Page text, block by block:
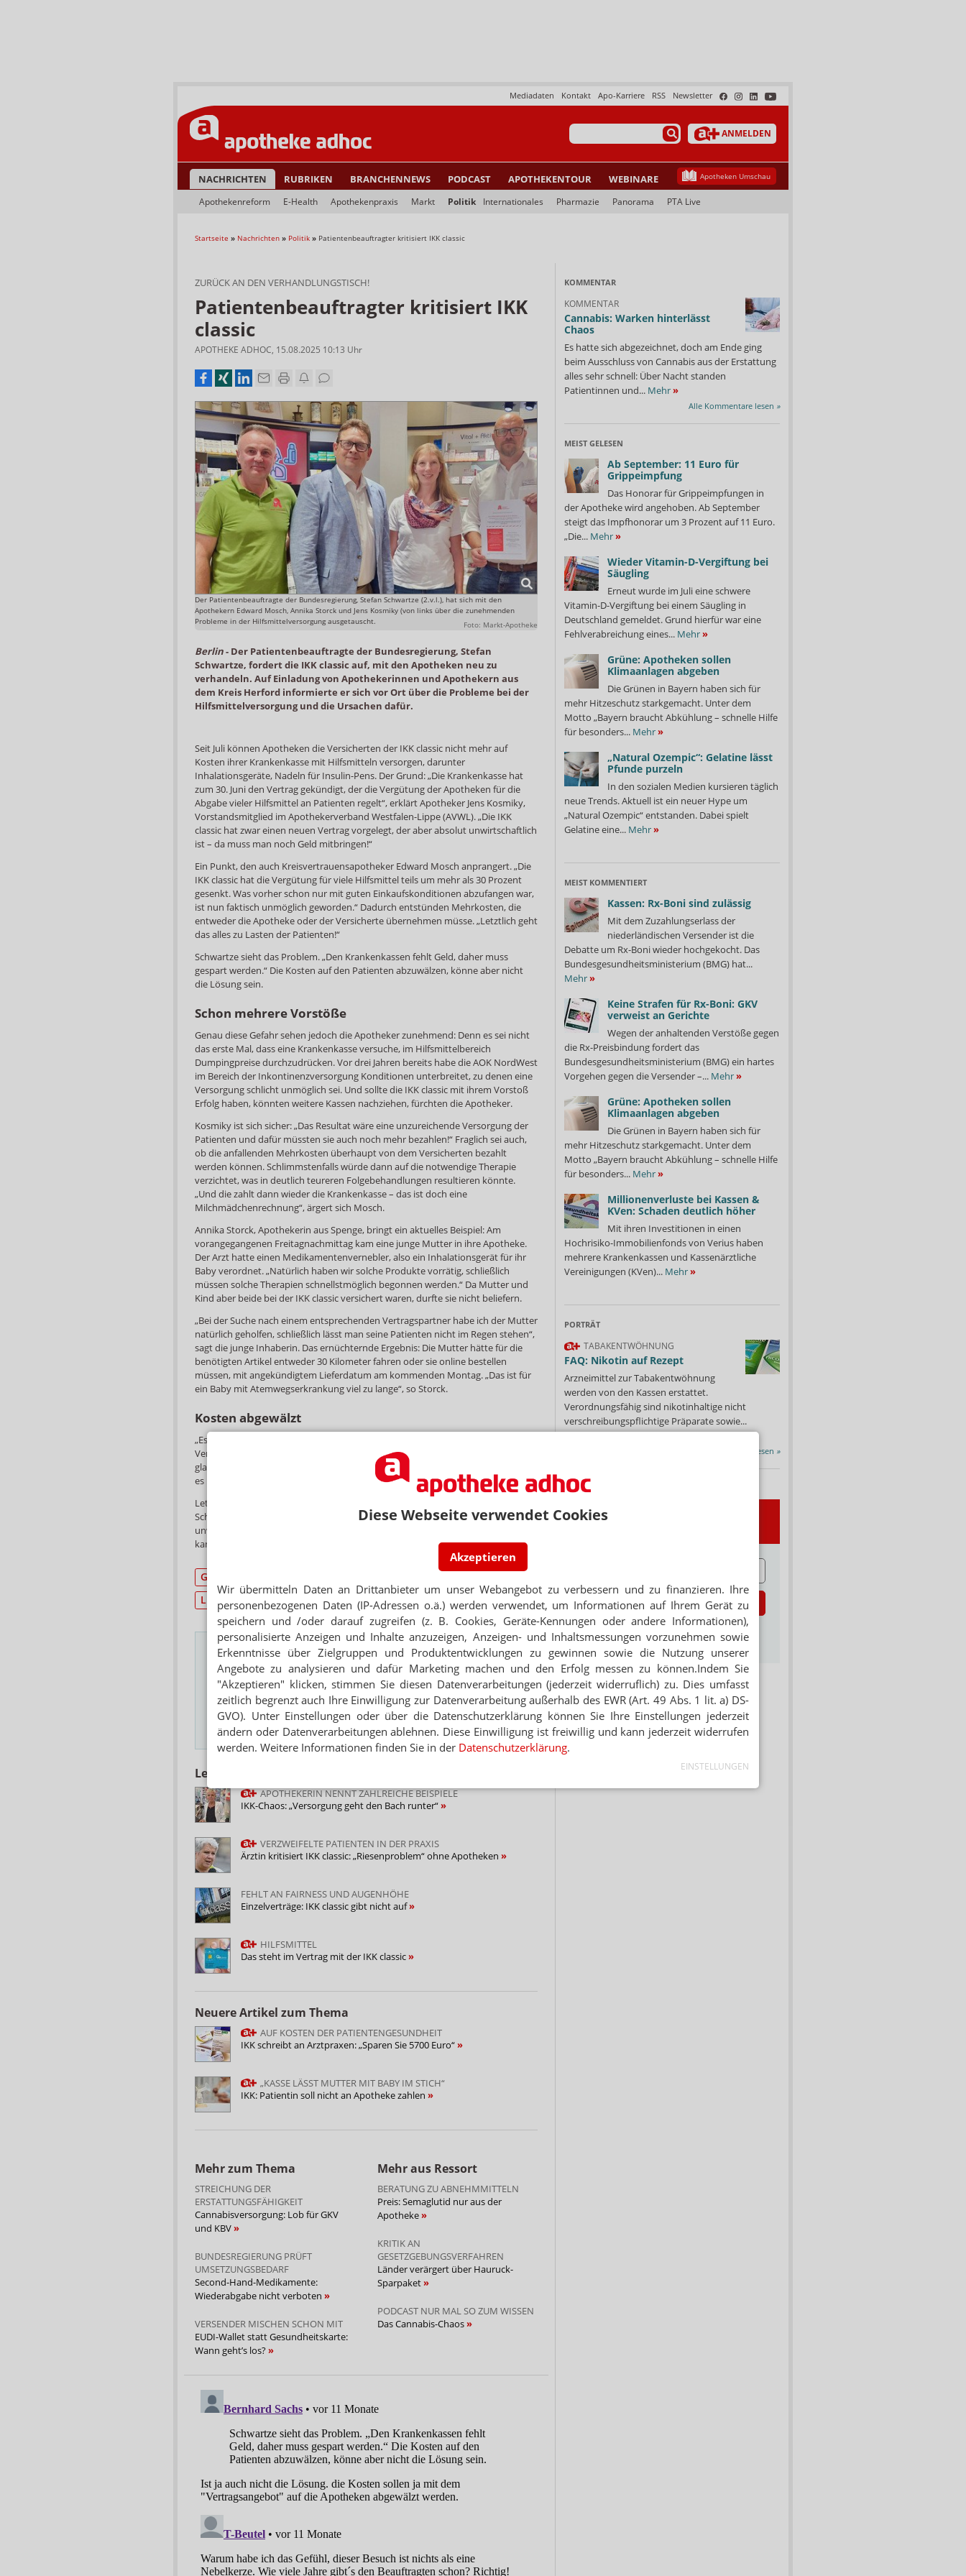
Diese Webseite verwendet Cookies
Akzeptieren
Wir übermitteln Daten an Drittanbieter um unser Webangebot zu verbessern und zu finanzieren. Ihre
personenbezogenen Daten (IP-Adressen o.ä.) werden verwendet, um Informationen auf Ihrem Gerät zu
speichern und /oder darauf zugreifen (z. B. Cookies, Geräte-Kennungen oder andere Informationen),
personalisierte Anzeigen und Inhalte anzuzeigen, Anzeigen- und Inhaltsmessungen vorzunehmen sowie
Erkenntnisse über Zielgruppen und Produktentwicklungen zu gewinnen sowie die Nutzung unserer
Angebote zu analysieren und dafür Marketing machen und den Erfolg messen zu können.Indem Sie
"Akzeptieren" klicken, stimmen Sie diesen Datenverarbeitungen (jederzeit widerruflich) zu. Dies umfasst
zeitlich begrenzt auch Ihre Einwilligung zur Datenverarbeitung außerhalb des EWR (Art. 49 Abs. 1 lit. a) DS-
GVO). Unter Einstellungen oder über die Datenschutzerklärung können Sie Ihre Einstellungen jederzeit
ändern oder Datenverarbeitungen ablehnen. Diese Einwilligung ist freiwillig und kann jederzeit widerrufen
werden. Weitere Informationen finden Sie in der Datenschutzerklärung.
EINSTELLUNGEN
Newsletter
RSS
Apo-Karriere
Kontakt
Mediadaten
ANMELDEN
NACHRICHTEN RUBRIKEN BRANCHENNEWS PODCAST APOTHEKENTOUR WEBINARE Apotheken Umschau
Apothekenreform E-Health Apothekenpraxis Markt Politik Internationales Pharmazie Panorama PTA Live
Startseite » Nachrichten » Politik » Patientenbeauftragter kritisiert IKK classic
ZURÜCK AN DEN VERHANDLUNGSTISCH!
Patientenbeauftragter kritisiert IKK
classic
APOTHEKE ADHOC, 15.08.2025 10:13 Uhr
Der Patientenbeauftragte der Bundesregierung, Stefan Schwartze (2.v.l.), hat sich mit den
Apothekern Edward Mosch, Annika Storck und Jens Kosmiky (von links über die zunehmenden
Probleme in der Hilfsmittelversorgung ausgetauscht.
Foto: Markt-Apotheke
Berlin- Der Patientenbeauftragte der Bundesregierung, Stefan
Schwartze, fordert die IKK classic auf, mit den Apotheken neu zu
verhandeln. Auf Einladung von Apothekerinnen und Apothekern aus
dem Kreis Herford informierte er sich vor Ort über die Probleme bei der
Hilfsmittelversorgung und die Ursachen dafür.
Seit Juli können Apotheken die Versicherten der IKK classic nicht mehr auf
Kosten ihrer Krankenkasse mit Hilfsmitteln versorgen, darunter
Inhalationsgeräte, Nadeln für Insulin-Pens. Der Grund: „Die Krankenkasse hat
zum 30. Juni den Vertrag gekündigt, der die Vergütung der Apotheken für die
Abgabe vieler Hilfsmittel an Patienten regelt“, erklärt Apotheker Jens Kosmiky,
Vorstandsmitglied im Apothekerverband Westfalen-Lippe (AVWL). „Die IKK
classic hat zwar einen neuen Vertrag vorgelegt, der aber absolut unwirtschaftlich
ist – da muss man noch Geld mitbringen!“
Ein Punkt, den auch Kreisvertrauensapotheker Edward Mosch anprangert. „Die
IKK classic hat die Vergütung für viele Hilfsmittel teils um mehr als 30 Prozent
gesenkt. Was vorher schon nur mit guten Einkaufskonditionen abzufangen war,
ist nun faktisch unmöglich geworden.“ Dadurch entstünden Mehrkosten, die
entweder die Apotheke oder der Versicherte übernehmen müsse. „Letztlich geht
das alles zu Lasten der Patienten!“
Schwartze sieht das Problem. „Den Krankenkassen fehlt Geld, daher muss
gespart werden.“ Die Kosten auf den Patienten abzuwälzen, könne aber nicht
die Lösung sein.
Schon mehrere Vorstöße
Genau diese Gefahr sehen jedoch die Apotheker zunehmend: Denn es sei nicht
das erste Mal, dass eine Krankenkasse versuche, im Hilfsmittelbereich
Dumpingpreise durchzudrücken. Vor drei Jahren bereits habe die AOK NordWest
im Bereich der Inkontinenzversorgung Konditionen unterbreitet, zu denen eine
Versorgung schlicht unmöglich sei. Und sollte die IKK classic mit ihrem Vorstoß
Erfolg haben, könnten weitere Kassen nachziehen, fürchten die Apotheker.
Kosmiky ist sich sicher: „Das Resultat wäre eine unzureichende Versorgung der
Patienten und dafür müssten sie auch noch mehr bezahlen!“ Fraglich sei auch,
ob die anfallenden Mehrkosten überhaupt von dem Versicherten bezahlt
werden können. Schlimmstenfalls würde dann auf die notwendige Therapie
verzichtet, was in deutlich teureren Folgebehandlungen resultieren könnte.
„Und die zahlt dann wieder die Krankenkasse – das ist doch eine
Milchmädchenrechnung“, ärgert sich Mosch.
Annika Storck, Apothekerin aus Spenge, bringt ein aktuelles Beispiel: Am
vorangegangenen Freitagnachmittag kam eine junge Mutter in ihre Apotheke.
Der Arzt hatte einen Medikamentenvernebler, also ein Inhalationsgerät für ihr
Baby verordnet. „Natürlich haben wir solche Produkte vorrätig, schließlich
müssen solche Therapien schnellstmöglich begonnen werden.“ Da Mutter und
Kind aber beide bei der IKK classic versichert waren, durfte sie nicht beliefern.
„Bei der Suche nach einem entsprechenden Vertragspartner habe ich der Mutter
natürlich geholfen, schließlich lässt man seine Patienten nicht im Regen stehen“,
sagt die junge Inhaberin. Das ernüchternde Ergebnis: Die Mutter hätte für die
benötigten Artikel entweder 30 Kilometer fahren oder sie online bestellen
müssen, mit angekündigtem Lieferdatum am kommenden Montag. „Das ist für
ein Baby mit Atemwegserkrankung viel zu lange“, so Storck.
Kosten abgewälzt
„Es wäre sehr wünschenswert, wenn sich die Krankenkassen wieder an den
Verhandlungstisch mit den Apotheken setzen würden“, so Schwartze. Kosmiky
glaubt nicht, dass dies zu einem Erfolg führt: „Bei dem Vertrag der IKK classic gab
es keine Verhandlungen, das war ein Diktat, nach dem Motto: ‚Friss oder stirb‘.“
Letztlich gehe es um eine vernünftige Versorgung der Bevölkerung, stellt
Schwartze klar: „Eine ‚Rosinenpickerei‘, bei der die Krankenkassen
unwirtschaftliche Aspekte einfach auf Apotheken und Versicherten abwälzen,
kann nicht das Ergebnis sein.“
Gesundheitspolitik
Lieferverträge
Hilfsmittel
NEWSLETTER
Das Wichtigste des Tages direkt in Ihr Postfach. Kostenlos!
E-MAIL ADRESSE
Jetzt
abonnieren
Hinweis zum Newsletter & Datenschutz
Lesen Sie auch
APOTHEKERIN NENNT ZAHLREICHE BEISPIELE
IKK-Chaos: „Versorgung geht den Bach runter“
VERZWEIFELTE PATIENTEN IN DER PRAXIS
Ärztin kritisiert IKK classic: „Riesenproblem“ ohne Apotheken
FEHLT AN FAIRNESS UND AUGENHÖHE
Einzelverträge: IKK classic gibt nicht auf
HILFSMITTEL
Das steht im Vertrag mit der IKK classic
Neuere Artikel zum Thema
AUF KOSTEN DER PATIENTENGESUNDHEIT
IKK schreibt an Arztpraxen: „Sparen Sie 5700 Euro“
„KASSE LÄSST MUTTER MIT BABY IM STICH“
IKK: Patientin soll nicht an Apotheke zahlen
Mehr zum Thema
STREICHUNG DER
ERSTATTUNGSFÄHIGKEIT
Cannabisversorgung: Lob für GKV
und KBV
BUNDESREGIERUNG PRÜFT
UMSETZUNGSBEDARF
Second-Hand-Medikamente:
Wiederabgabe nicht verboten
VERSENDER MISCHEN SCHON MIT
EUDI-Wallet statt Gesundheitskarte:
Wann geht’s los?
Mehr aus Ressort
BERATUNG ZU ABNEHMMITTELN
Preis: Semaglutid nur aus der
Apotheke
KRITIK AN
GESETZGEBUNGSVERFAHREN
Länder verärgert über Hauruck-
Sparpaket
PODCAST NUR MAL SO ZUM WISSEN
Das Cannabis-Chaos
KOMMENTAR
KOMMENTAR
Cannabis: Warken hinterlässt
Chaos
Es hatte sich abgezeichnet, doch am Ende ging
beim Ausschluss von Cannabis aus der Erstattung
alles sehr schnell: Über Nacht standen
Patientinnen und... Mehr»
Alle Kommentare lesen »
MEIST GELESEN
Ab September: 11 Euro für
Grippeimpfung
Das Honorar für Grippeimpfungen in
der Apotheke wird angehoben. Ab September
steigt das Impfhonorar um 3 Prozent auf 11 Euro.
„Die... Mehr»
Wieder Vitamin-D-Vergiftung bei
Säugling
Erneut wurde im Juli eine schwere
Vitamin-D-Vergiftung bei einem Säugling in
Deutschland gemeldet. Grund hierfür war eine
Fehlverabreichung eines... Mehr»
Grüne: Apotheken sollen
Klimaanlagen abgeben
Die Grünen in Bayern haben sich für
mehr Hitzeschutz starkgemacht. Unter dem
Motto „Bayern braucht Abkühlung – schnelle Hilfe
für besonders... Mehr»
„Natural Ozempic“: Gelatine lässt
Pfunde purzeln
In den sozialen Medien kursieren täglich
neue Trends. Aktuell ist ein neuer Hype um
„Natural Ozempic“ entstanden. Dabei spielt
Gelatine eine... Mehr»
MEIST KOMMENTIERT
Kassen: Rx-Boni sind zulässig
Mit dem Zuzahlungserlass der
niederländischen Versender ist die
Debatte um Rx-Boni wieder hochgekocht. Das
Bundesgesundheitsministerium (BMG) hat...
Mehr»
Keine Strafen für Rx-Boni: GKV
verweist an Gerichte
Wegen der anhaltenden Verstöße gegen
die Rx-Preisbindung fordert das
Bundesgesundheitsministerium (BMG) ein hartes
Vorgehen gegen die Versender –... Mehr»
Grüne: Apotheken sollen
Klimaanlagen abgeben
Die Grünen in Bayern haben sich für
mehr Hitzeschutz starkgemacht. Unter dem
Motto „Bayern braucht Abkühlung – schnelle Hilfe
für besonders... Mehr»
Millionenverluste bei Kassen &
KVen: Schaden deutlich höher
Mit ihren Investitionen in einen
Hochrisiko-Immobilienfonds von Verius haben
mehrere Krankenkassen und Kassenärztliche
Vereinigungen (KVen)... Mehr»
PORTRÄT
TABAKENTWÖHNUNG
FAQ: Nikotin auf Rezept
Arzneimittel zur Tabakentwöhnung
werden von den Kassen erstattet.
Verordnungsfähig sind nikotinhaltige nicht
verschreibungspflichtige Präparate sowie...
Mehr»
Alle Porträts lesen »
Jetzt abonnieren
Hinweis zum Newsletter &
Datenschutz